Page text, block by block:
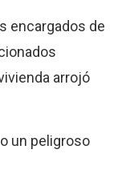
encargados de
arrojó
un peligroso